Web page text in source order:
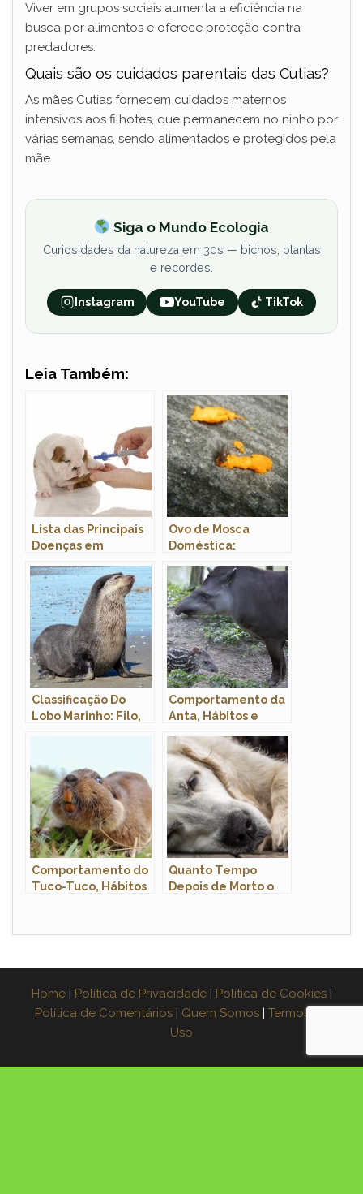
Viver em grupos sociais aumenta a eficiência na
busca por alimentos e oferece proteção contra
predadores.
Quais são os cuidados parentais das Cutias?
As mães Cutias fornecem cuidados maternos
intensivos aos filhotes, que permanecem no ninho por
várias semanas, sendo alimentados e protegidos pela
mãe.
Siga o Mundo Ecologia
Curiosidades da natureza em 30s — bichos, plantas
e recordes.
Instagram YouTube TikTok
Leia Também:
Lista das Principais
Doenças em
e Tratamento
Ovo de Mosca
Doméstica:
Fotos e Onde
Encontrar
Classificação Do
Lobo Marinho: Filo,
Comportamento da
Anta, Hábitos e
Animal
Comportamento do
Tuco-Tuco, Hábitos
Quanto Tempo
Depois de Morto o
Home | Política de Privacidade | Política de Cookies |
Política de Comentários | Quem Somos | Termos de
Uso